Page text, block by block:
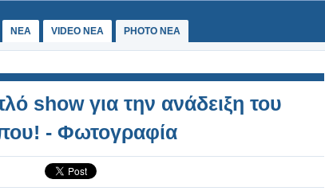
ΝΕΑ VIDEO NEA PHOTO NEA
show για την ανάδειξη του
- Φωτογραφία